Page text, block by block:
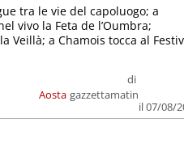
Aosta
di
gazzettamatin
il 07/08/
tra le vie del capoluogo; a
vivo la Feta de l’Oumbra;
Veillà; a Chamois tocca al